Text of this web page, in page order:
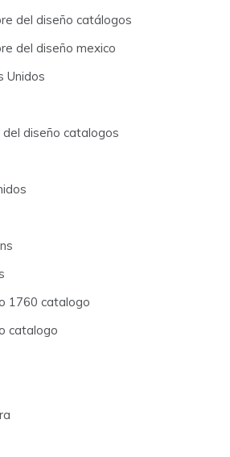
del diseño catálogos
del diseño mexico
Unidos
diseño catalogos
1760 catalogo
catalogo